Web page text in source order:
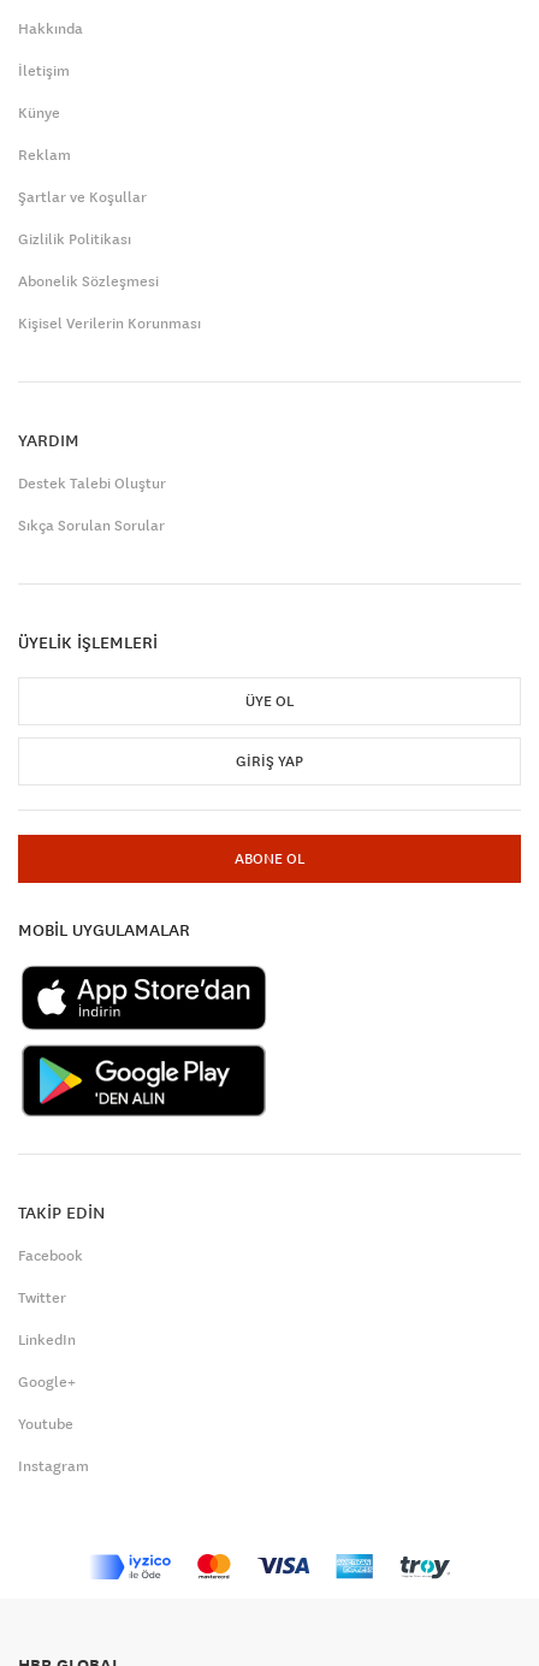
Hakkında
İletişim
Künye
Reklam
Şartlar ve Koşullar
Gizlilik Politikası
Abonelik Sözleşmesi
Kişisel Verilerin Korunması
YARDIM
Destek Talebi Oluştur
Sıkça Sorulan Sorular
ÜYELİK İŞLEMLERİ
ÜYE OL
GIRIŞ YAP
ABONE OL
MOBİL UYGULAMALAR
TAKİP EDİN
Facebook
Twitter
LinkedIn
Google+
Youtube
Instagram